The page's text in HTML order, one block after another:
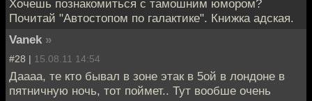
Хочешь познакомиться с тамошним юмором?
Почитай "Автостопом по галактике". Книжка адская.
Vanek »
#28 | 15.08.11 14:54
Даааа, те кто бывал в зоне этак в 5ой в лондоне в
пятничную ночь, тот поймет.. Тут вообше очень